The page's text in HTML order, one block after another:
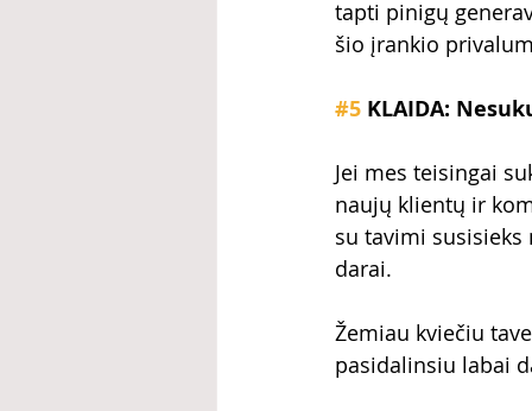
tapti pinigų
šio įrankio
#5 KLAIDA:
Jei mes teisingai
naujų klientų ir
su tavimi
darai.
Žemiau kviečiu
pasidalinsiu labai